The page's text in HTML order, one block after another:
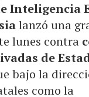
Inteligencia
lanzó una
lunes contra
de
bajo la
como la